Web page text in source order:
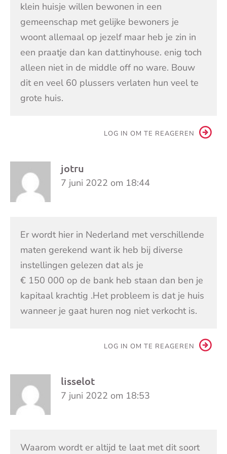
klein huisje willen bewonen in een
gemeenschap met gelijke bewoners je
woont allemaal op jezelf maar heb je zin in
een praatje dan kan dat.tinyhouse. enig toch
alleen niet in de middle off no ware. Bouw
dit en veel 60 plussers verlaten hun veel te
grote huis.
LOG IN OM TE REAGEREN
jotru
7 juni 2022 om 18:44
Er wordt hier in Nederland met verschillende
maten gerekend want ik heb bij diverse
instellingen gelezen dat als je
€ 150 000 op de bank heb staan dan ben je
kapitaal krachtig .Het probleem is dat je huis
wanneer je gaat huren nog niet verkocht is.
LOG IN OM TE REAGEREN
lisselot
7 juni 2022 om 18:53
Waarom wordt er altijd te laat met dit soort